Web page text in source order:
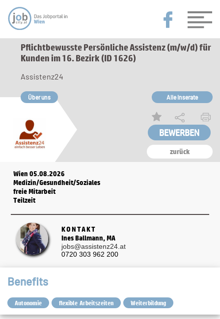
Pflichtbewusste Persönliche Assistenz (m/w/d) für
Kunden im 16. Bezirk (ID 1626)
zurück
Assistenz24
Über uns Alle Inserate
Wien 05.08.2026
Medizin/Gesundheit/Soziales
freie Mitarbeit
Teilzeit
KONTAKT
Ines Ballmann, MA
jobs@assistenz24.at
0720 303 962 200
Benefits
Autonomie flexible Arbeitszeiten Weiterbildung